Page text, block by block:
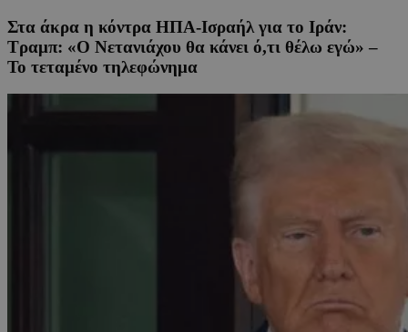
Στα άκρα η κόντρα ΗΠΑ-Ισραήλ για το Ιράν:
Τραμπ: «Ο Νετανιάχου θα κάνει ό,τι θέλω εγώ» –
Το τεταμένο τηλεφώνημα